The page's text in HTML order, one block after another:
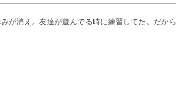
が消え。友達が遊んでる時に練習してた。だから